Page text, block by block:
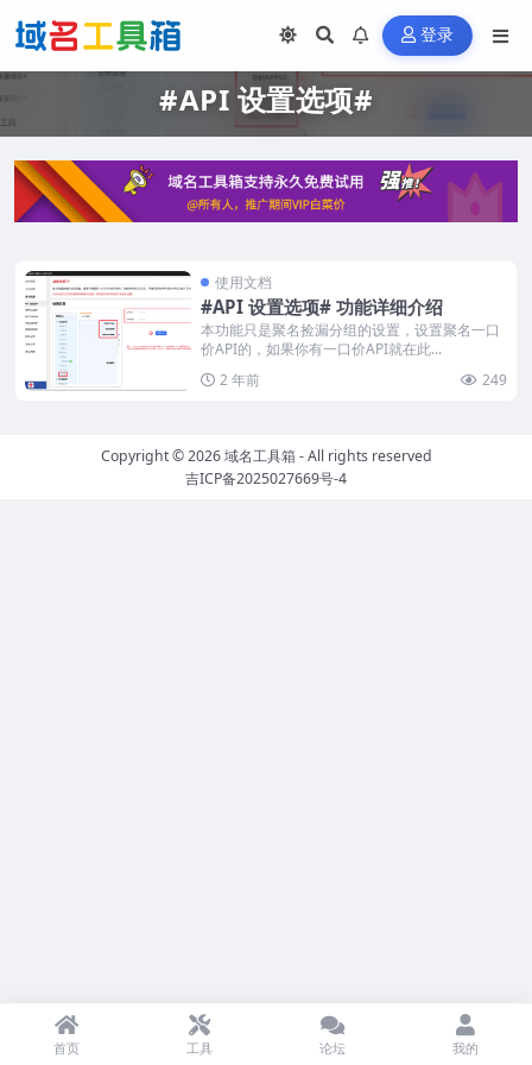
登录
#API 设置选项#
使用文档
#API 设置选项# 功能详细介绍
本功能只是聚名捡漏分组的设置，设置聚名一口
价API的，如果你有一口价API就在此...
2 年前
249
Copyright © 2026域名工具箱 - All rights reserved
吉ICP备2025027669号-4
首页 工具 论坛 我的